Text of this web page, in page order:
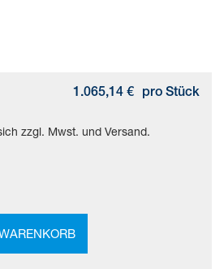
1.065,14 € pro Stück
zzgl. Mwst. und Versand.